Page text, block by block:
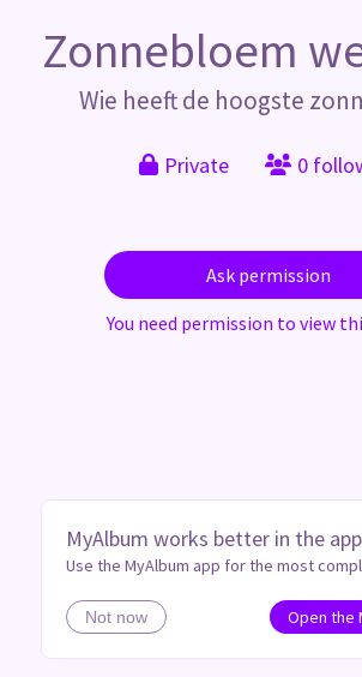
MyAlbum works better in the app
Use the MyAlbum app for the most
Not now Open the
Zonnebloem
Wie heeft de hoogste
Private 0
Ask permission
You need permission to view